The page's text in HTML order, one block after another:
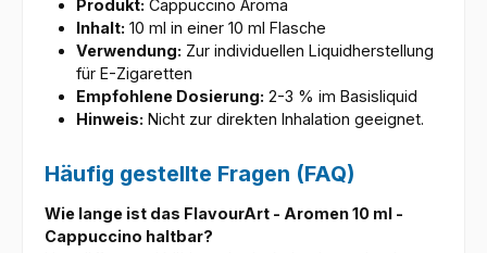
Produkt: Cappuccino Aroma
Inhalt: 10 ml in einer 10 ml Flasche
Verwendung: Zur individuellen Liquidherstellung
für E-Zigaretten
Empfohlene Dosierung: 2-3 % im Basisliquid
Hinweis: Nicht zur direkten Inhalation geeignet.
Häufig gestellte Fragen (FAQ)
Wie lange ist das FlavourArt - Aromen 10 ml -
Cappuccino haltbar?